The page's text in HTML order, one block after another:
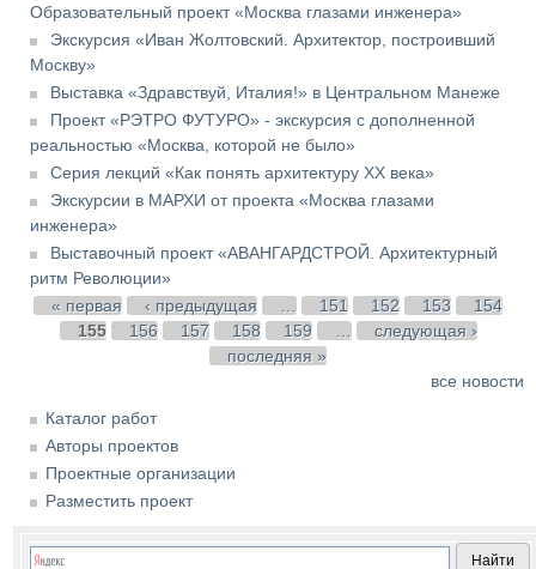
Образовательный проект «Москва глазами инженера»
Экскурсия «Иван Жолтовский. Архитектор, построивший
Москву»
Выставка «Здравствуй, Италия!» в Центральном Манеже
Проект «РЭТРО ФУТУРО» - экскурсия с дополненной
реальностью «Москва, которой не было»
Серия лекций «Как понять архитектуру XX века»
Экскурсии в МАРХИ от проекта «Москва глазами
инженера»
Выставочный проект «АВАНГАРДСТРОЙ. Архитектурный
ритм Революции»
Страницы
« первая ‹ предыдущая 151 152 153
154
155
156 157 158 159
следующая ›
последняя »
все новости
Каталог работ
Авторы проектов
Проектные организации
Разместить проект